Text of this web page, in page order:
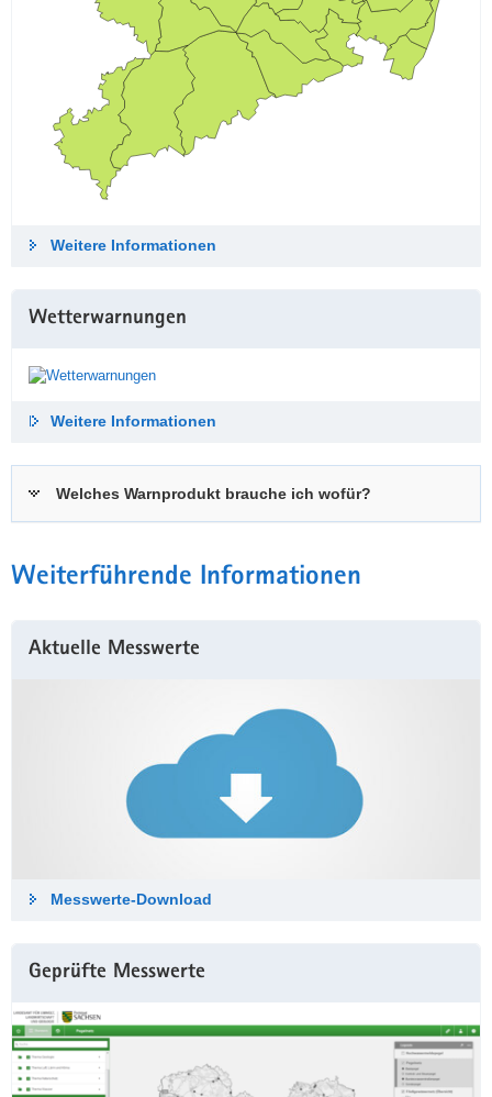
Weitere Informationen
Wetterwarnungen
Weitere Informationen
Welches Warnprodukt brauche ich wofür?
Weiterführende Informationen
Aktuelle Messwerte
Messwerte-Down­load
Geprüfte Messwerte